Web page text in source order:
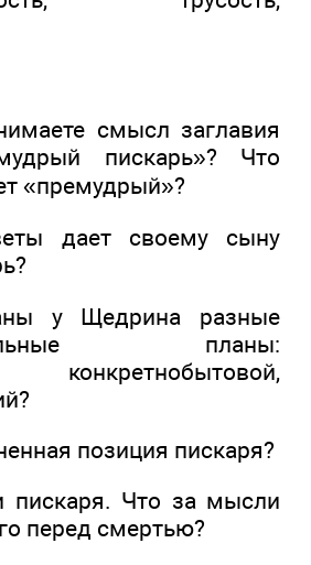
смысл заглавия
пискарь»? Что
«премудрый»?
дает своему сыну
у Щедрина разные
планы:
конкретнобытовой,
позиция пискаря?
пискаря. Что за мысли
перед смертью?